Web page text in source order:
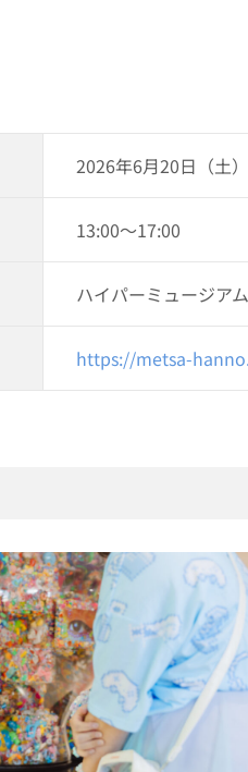
2026年6月20日（土）
13:00～17:00
ハイパーミュージア
https://metsa-